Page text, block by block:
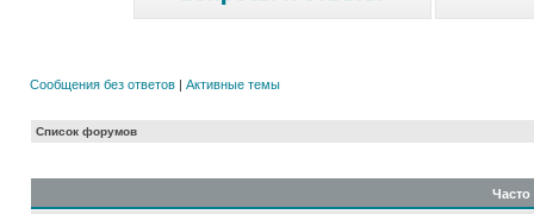
Сообщения без ответов | Активные темы
Список форумов